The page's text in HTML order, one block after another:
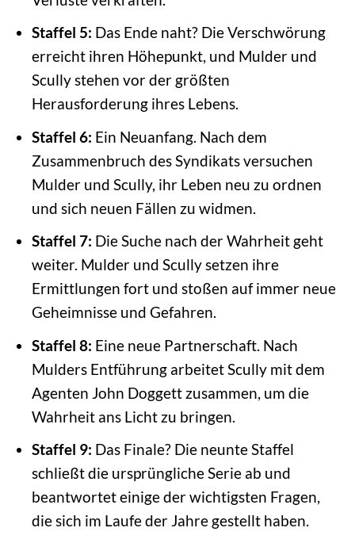
Staffel 5: Das Ende naht? Die Verschwörung
erreicht ihren Höhepunkt, und Mulder und
Scully stehen vor der größten
Herausforderung ihres Lebens.
Staffel 6: Ein Neuanfang. Nach dem
Zusammenbruch des Syndikats versuchen
Mulder und Scully, ihr Leben neu zu ordnen
und sich neuen Fällen zu widmen.
Staffel 7: Die Suche nach der Wahrheit geht
weiter. Mulder und Scully setzen ihre
Ermittlungen fort und stoßen auf immer neue
Geheimnisse und Gefahren.
Staffel 8: Eine neue Partnerschaft. Nach
Mulders Entführung arbeitet Scully mit dem
Agenten John Doggett zusammen, um die
Wahrheit ans Licht zu bringen.
Staffel 9: Das Finale? Die neunte Staffel
schließt die ursprüngliche Serie ab und
beantwortet einige der wichtigsten Fragen,
die sich im Laufe der Jahre gestellt haben.